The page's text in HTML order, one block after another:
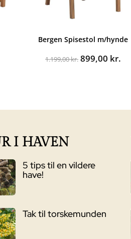
Bergen Spisestol m/hynde
1.199,00kr. Den
899,00 kr.
I HAVEN
5 tips til en vildere
have!
Tak til torskemunden